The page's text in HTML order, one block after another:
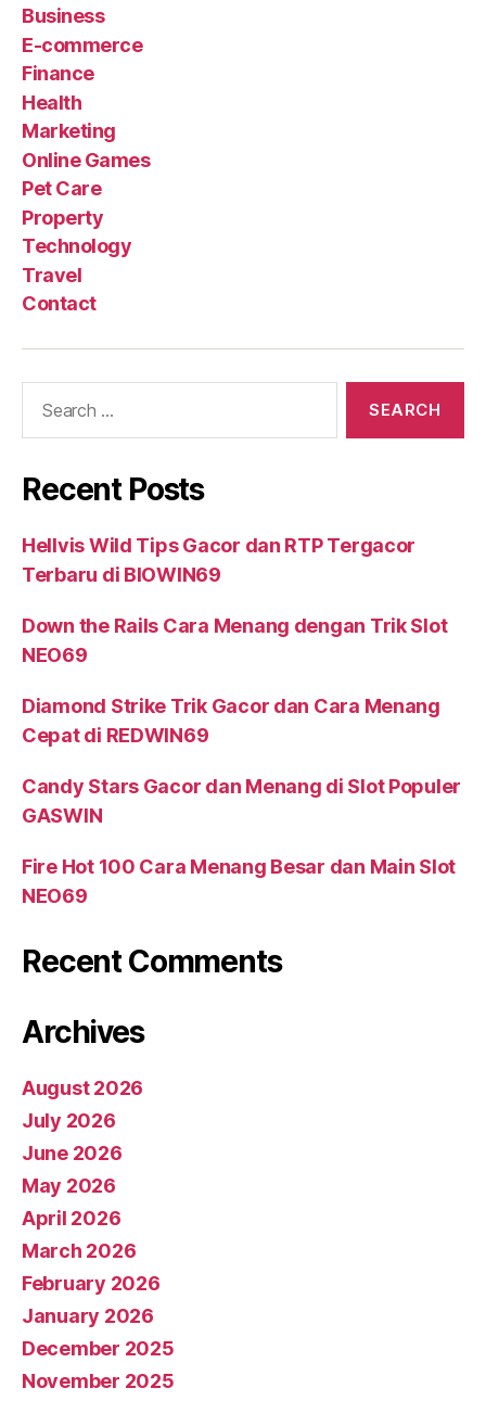
Business
E-commerce
Finance
Health
Marketing
Online Games
Pet Care
Property
Technology
Travel
Contact
Recent Posts
Hellvis Wild Tips Gacor dan RTP Tergacor
Terbaru di BIOWIN69
Down the Rails Cara Menang dengan Trik Slot
NEO69
Diamond Strike Trik Gacor dan Cara Menang
Cepat di REDWIN69
Candy Stars Gacor dan Menang di Slot Populer
GASWIN
Fire Hot 100 Cara Menang Besar dan Main Slot
NEO69
Recent Comments
Archives
August 2026
July 2026
June 2026
May 2026
April 2026
March 2026
February 2026
January 2026
December 2025
November 2025